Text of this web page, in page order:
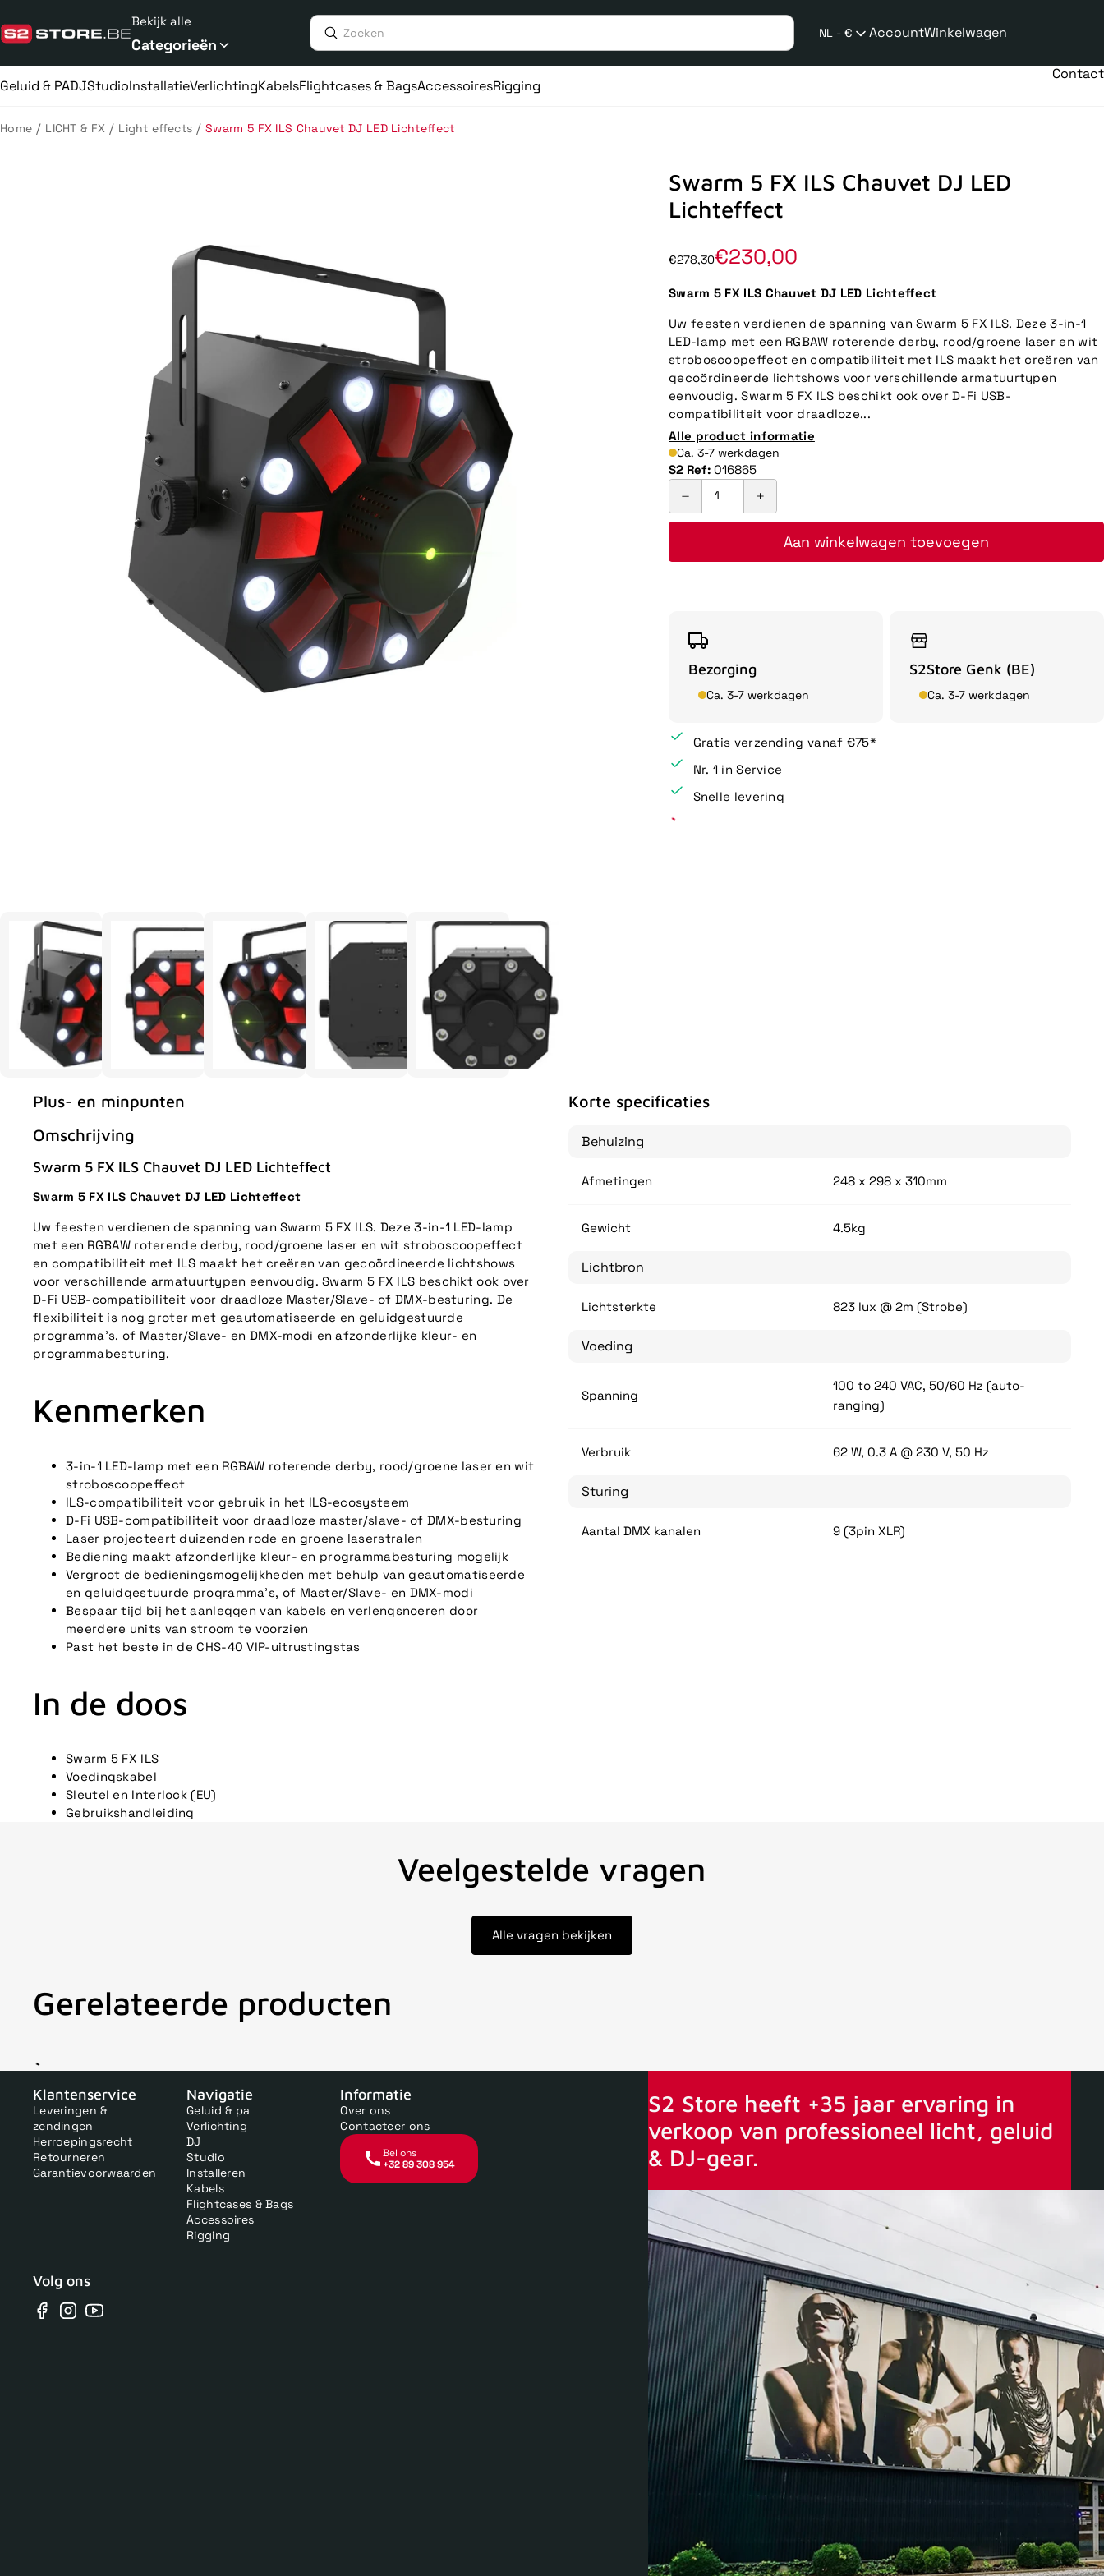
naar
de
Bekijk alle
Categorieën
NL - €
taalwijziging
AccountWinkelwagen
Geluid & PADJStudioInstallatieVerlichtingKabelsFlightcases & BagsAccessoiresRigging
Contact
Home / LICHT & FX / Light effects / Swarm 5 FX ILS Chauvet DJ LED Lichteffect
Swarm 5 FX ILS Chauvet DJ LED
Lichteffect
€278,30€230,00
Swarm 5 FX ILS Chauvet DJ LED Lichteffect
Uw feesten verdienen de spanning van Swarm 5 FX ILS. Deze 3-in-1
LED-lamp met een RGBAW roterende derby, rood/groene laser en wit
stroboscoopeffect en compatibiliteit met ILS maakt het creëren van
gecoördineerde lichtshows voor verschillende armatuurtypen
eenvoudig. Swarm 5 FX ILS beschikt ook over D-Fi USB-
compatibiliteit voor draadloze...
Alle product informatie
Ca. 3-7 werkdagen
S2 Ref: 016865
Aan winkelwagen toevoegen
Bezorging
Ca. 3-7 werkdagen
S2Store Genk (BE)
Ca. 3-7 werkdagen
Gratis verzending vanaf €75*
Nr. 1 in Service
Snelle levering
Plus- en minpunten
Omschrijving
Swarm 5 FX ILS Chauvet DJ LED Lichteffect
Swarm 5 FX ILS Chauvet DJ LED Lichteffect
Uw feesten verdienen de spanning van Swarm 5 FX ILS. Deze 3-in-1 LED-lamp
met een RGBAW roterende derby, rood/groene laser en wit stroboscoopeffect
en compatibiliteit met ILS maakt het creëren van gecoördineerde lichtshows
voor verschillende armatuurtypen eenvoudig. Swarm 5 FX ILS beschikt ook over
D-Fi USB-compatibiliteit voor draadloze Master/Slave- of DMX-besturing. De
flexibiliteit is nog groter met geautomatiseerde en geluidgestuurde
programma's, of Master/Slave- en DMX-modi en afzonderlijke kleur- en
programmabesturing.
Kenmerken
3-in-1 LED-lamp met een RGBAW roterende derby, rood/groene laser en wit
stroboscoopeffect
ILS-compatibiliteit voor gebruik in het ILS-ecosysteem
D-Fi USB-compatibiliteit voor draadloze master/slave- of DMX-besturing
Laser projecteert duizenden rode en groene laserstralen
Bediening maakt afzonderlijke kleur- en programmabesturing mogelijk
Vergroot de bedieningsmogelijkheden met behulp van geautomatiseerde
en geluidgestuurde programma's, of Master/Slave- en DMX-modi
Bespaar tijd bij het aanleggen van kabels en verlengsnoeren door
meerdere units van stroom te voorzien
Past het beste in de CHS-40 VIP-uitrustingstas
In de doos
Swarm 5 FX ILS
Voedingskabel
Sleutel en Interlock (EU)
Gebruikshandleiding
Korte specificaties
Behuizing
Afmetingen 248 x 298 x 310mm
Gewicht 4.5kg
Lichtbron
Lichtsterkte 823 lux @ 2m (Strobe)
Voeding
Spanning
100 to 240 VAC, 50/60 Hz (auto-
ranging)
Verbruik 62 W, 0.3 A @ 230 V, 50 Hz
Sturing
Aantal DMX kanalen 9 (3pin XLR)
Veelgestelde vragen
Alle vragen bekijken
Gerelateerde producten
Voor 15uur besteld, zelfde dag verstuurd Echte winkel +35 jaar ervaring Vanaf 75€ gratis verstuurd
Klantenservice
Leveringen &
zendingen
Herroepingsrecht
Retourneren
Garantievoorwaarden
Navigatie
Geluid & pa
Verlichting
DJ
Studio
Installeren
Kabels
Flightcases & Bags
Accessoires
Rigging
Informatie
Over ons
Contacteer ons
Bel ons
+32 89 308 954
Volg ons
Facebook
Instagram
YouTube
S2 Store heeft +35 jaar ervaring in
verkoop van professioneel licht, geluid
& DJ-gear.